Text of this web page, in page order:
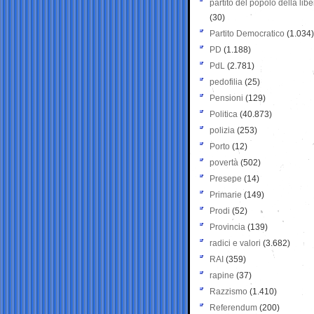
partito del popolo della
(30)
Partito Democratico (1.034)
PD (1.188)
PdL (2.781)
pedofilia (25)
Pensioni (129)
Politica (40.873)
polizia (253)
Porto (12)
povertà (502)
Presepe (14)
Primarie (149)
Prodi (52)
Provincia (139)
radici e valori (3.682)
RAI (359)
rapine (37)
Razzismo (1.410)
Referendum (200)